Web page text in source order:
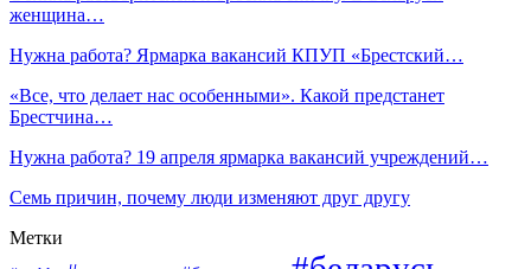
женщина…
Нужна работа? Ярмарка вакансий КПУП «Брестский…
«Все, что делает нас особенными». Какой предстанет
Брестчина…
Нужна работа? 19 апреля ярмарка вакансий учреждений…
Семь причин, почему люди изменяют друг другу
Метки